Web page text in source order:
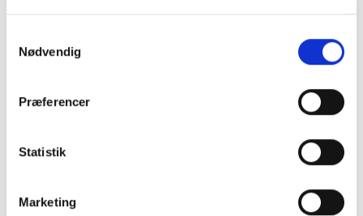
Nødvendig
Præferencer
Statistik
Marketing
Let udskifteligt filter
Mulighed for måling af flow, tryk og temperatur
Måleområde:
CH4: 0 – 100 %VOL
H
S: 0 – 2.000 ppm (Kortvarigt: Op til 5.000